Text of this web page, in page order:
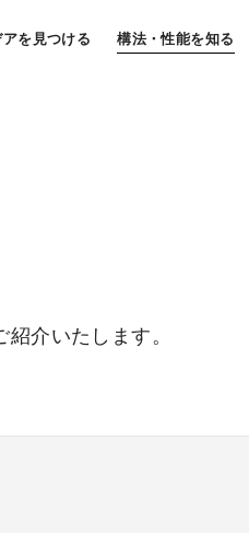
を見つける 構法・性能を知る
介いたします。